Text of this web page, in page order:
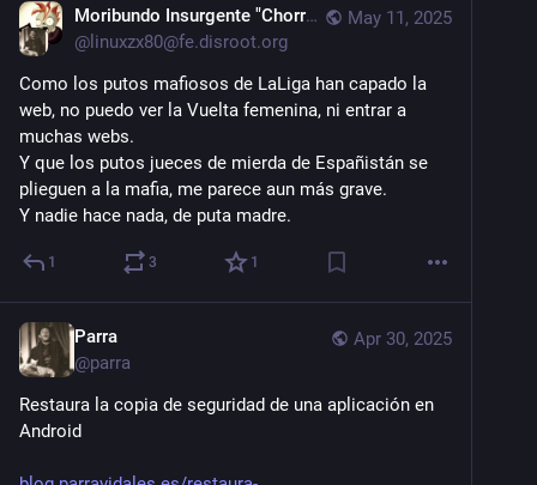
May 11, 2025
Moribundo Insurgente "Chorradas"
@ linuxzx80@fe.disroot.org
Como los putos mafiosos de LaLiga han capado la
web, no puedo ver la Vuelta femenina, ni entrar a
muchas webs.
Y que los putos jueces de mierda de Españistán se
plieguen a la mafia, me parece aun más grave.
Y nadie hace nada, de puta madre.
1 3 1
Apr 30, 2025
Parra
@parra
Restaura la copia de seguridad de una aplicación en
Android